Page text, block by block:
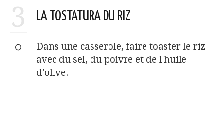
3 LA TOSTATURA DU RIZ
Dans une casserole, faire toaster le riz
avec du sel, du poivre et de l'huile
d'olive.